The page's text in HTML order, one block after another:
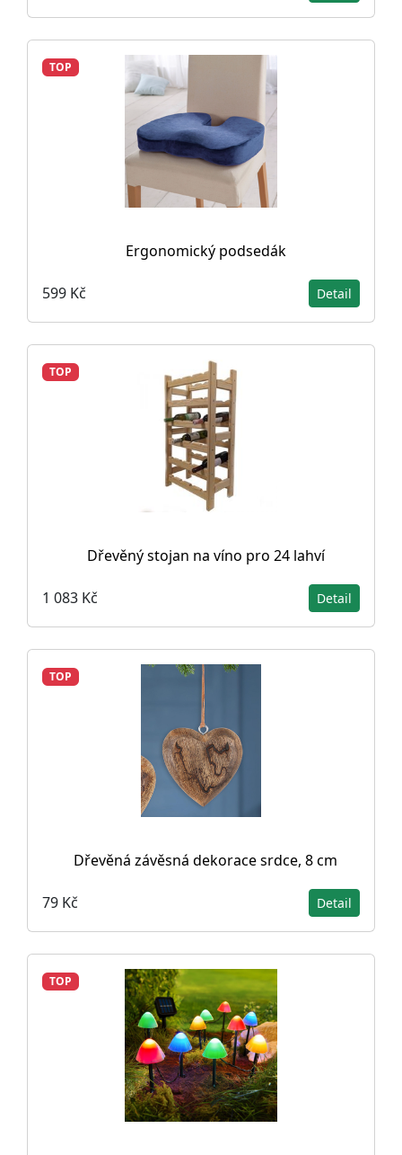
TOP
Ergonomický podsedák
599 Kč Detail
TOP
Dřevěný stojan na víno pro 24 lahví
1 083 Kč Detail
TOP
Dřevěná závěsná dekorace srdce, 8 cm
79 Kč Detail
TOP